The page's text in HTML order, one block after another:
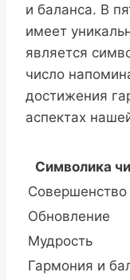
и баланса. В
имеет
является
число
достижения
аспектах
Символика
Совершенство
Обновление
Мудрость
Гармония и